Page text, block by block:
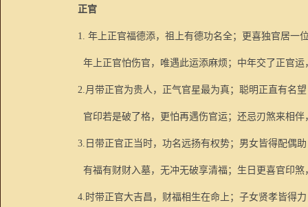
正官
1. 年上正官福德添，祖上有德功名全；更喜独官居一
年上正官怕伤官，唯遇此运添麻烦；中年交了正官
2.月带正官为贵人，正气官星最为真；聪明正直有名
官印若是破了格，更怕再遇伤官运；还忌刃煞来相
3. 日带正官正当时，功名远扬有权势；男女皆得配偶
有福有财财入墓，无冲无破享清福；生日更喜官印
4. 时带正官大吉昌，财福相生在命上；子女贤孝皆得